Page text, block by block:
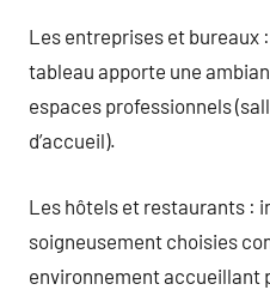
Les entreprises et bureaux
tableau apporte une
espaces professionnels
d’accueil).
Les hôtels et restaurants :
soigneusement choisies
environnement accueillant